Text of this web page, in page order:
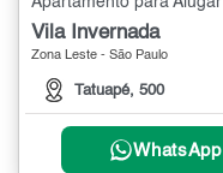
Vila Invernada
Zona Leste - São Paulo
Tatuapé, 500
WhatsApp